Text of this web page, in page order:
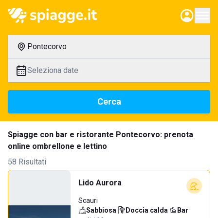
Pontecorvo
Seleziona date
Cerca
Spiagge con bar e ristorante Pontecorvo: prenota
online ombrellone e lettino
58 Risultati
Lido Aurora
Scauri
Sabbiosa· Doccia calda· Bar·